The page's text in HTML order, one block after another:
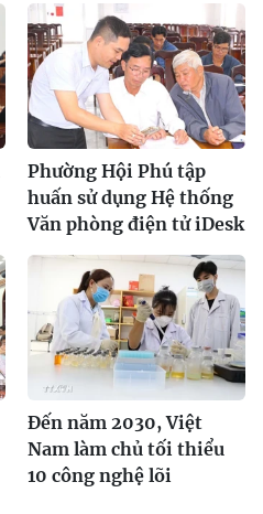
Phường Hội Phú tập
huấn sử dụng Hệ thống
Văn phòng điện tử iDesk
Đến năm 2030, Việt
Nam làm chủ tối thiểu
10 công nghệ lõi